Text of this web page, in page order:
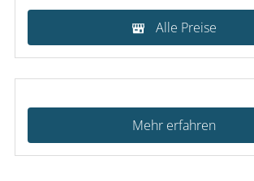
Alle Preise
Mehr erfahren